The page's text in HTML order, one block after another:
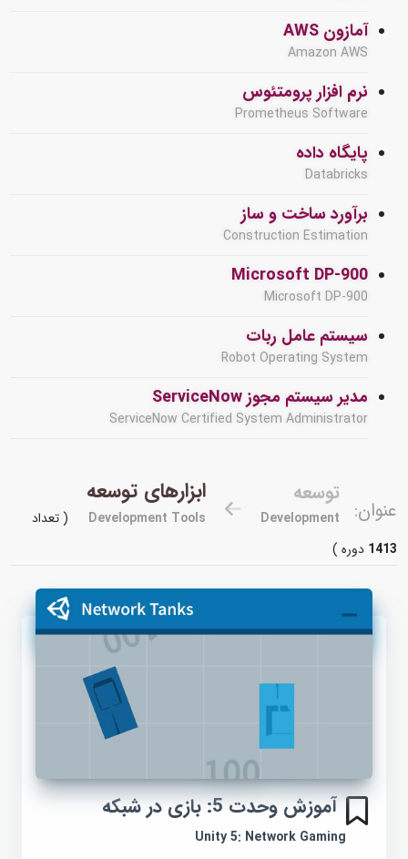
آمازون AWS
Amazon AWS
نرم افزار پرومتئوس
Prometheus Software
پایگاه داده
Databricks
برآورد ساخت و ساز
Construction Estimation
Microsoft DP-900
Microsoft DP-900
سیستم عامل ربات
Robot Operating System
مدیر سیستم مجوز ServiceNow
ServiceNow Certified System Administrator
عنوان:
توسعه
Development
ابزارهای توسعه
Development Tools
( تعداد
1413 دوره )
آموزش وحدت 5: بازی در شبکه
Unity 5: Network Gaming